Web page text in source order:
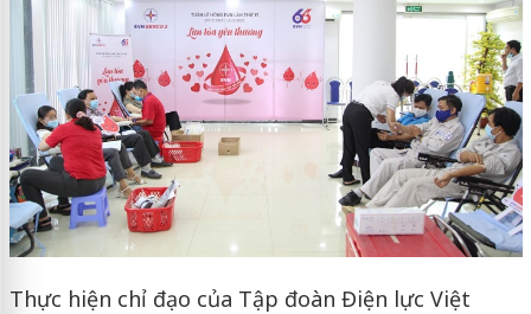
Thực hiện chỉ đạo của Tập đoàn Điện lực Việt